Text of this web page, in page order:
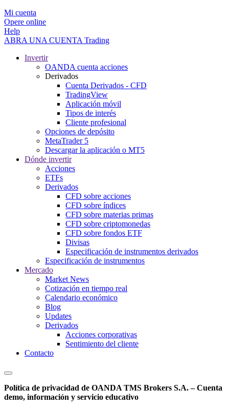
Mi cuenta
Opere online
Help
ABRA UNA CUENTA Trading
Invertir
OANDA cuenta acciones
Derivados
Cuenta Derivados - CFD
TradingView
Aplicación móvil
Tipos de interés
Cliente profesional
Opciones de depósito
MetaTrader 5
Descargar la aplicación o MT5
Dónde invertir
Acciones
ETFs
Derivados
CFD sobre acciones
CFD sobre índices
CFD sobre materias primas
CFD sobre criptomonedas
CFD sobre fondos ETF
Divisas
Especificación de instrumentos derivados
Especificación de instrumentos
Mercado
Market News
Cotización en tiempo real
Calendario económico
Blog
Updates
Derivados
Acciones corporativas
Sentimiento del cliente
Contacto
Política de privacidad de OANDA TMS Brokers S.A. – Cuenta
demo, información y servicio educativo